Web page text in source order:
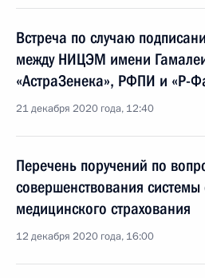
Встреча по случаю
между НИЦЭМ имени
«АстраЗенека», РФПИ и «Р-
21 декабря 2020 года, 12:40
Перечень поручений по
совершенствования системы
медицинского страхования
12 декабря 2020 года, 16:00